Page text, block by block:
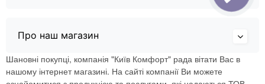
Про наш магазин
Шановні покупці, компанія "Київ Комфорт" рада вітати Вас в
нашому інтернет магазині. На сайті компанії Ви можете